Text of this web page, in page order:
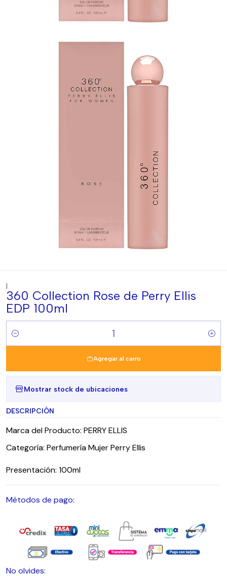
|
360 Collection Rose de Perry Ellis
EDP 100ml
Cantidad
Agregar al carro
Mostrar stock de ubicaciones
DESCRIPCIÓN
Marca del Producto: PERRY ELLIS
Categoría: Perfumería Mujer Perry Ellis
Presentación: 100ml
Métodos de pago:
No olvides: